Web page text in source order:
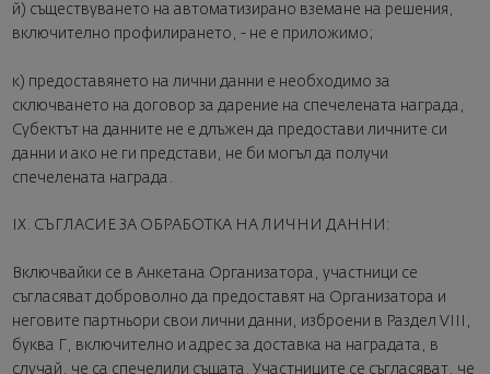
й) съществуването на автоматизирано вземане на решения,
включително профилирането, - не е приложимо;
к) предоставянето на лични данни е необходимо за
сключването на договор за дарение на спечелената награда,
Субектът на данните не е длъжен да предостави личните си
данни и ако не ги представи, не би могъл да получи
спечелената награда.
IX. СЪГЛАСИЕ ЗА ОБРАБОТКА НА ЛИЧНИ ДАННИ:
Включвайки се в Анкетана Организатора, участници се
съгласяват доброволно да предоставят на Организатора и
неговите партньори свои лични данни, изброени в Раздел VIII,
буква Г, включително и адрес за доставка на наградата, в
случай, че са спечелили същата. Участниците се съгласяват, че